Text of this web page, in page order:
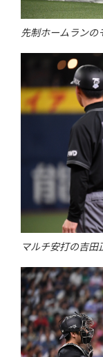
先制ホームランの
マルチ安打の吉田